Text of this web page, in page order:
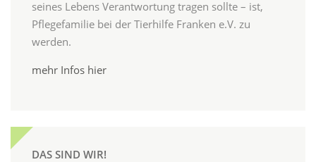
seines Lebens Verantwortung tragen sollte – ist,
Pflegefamilie bei der Tierhilfe Franken e.V. zu
werden.
mehr Infos hier
DAS SIND WIR!